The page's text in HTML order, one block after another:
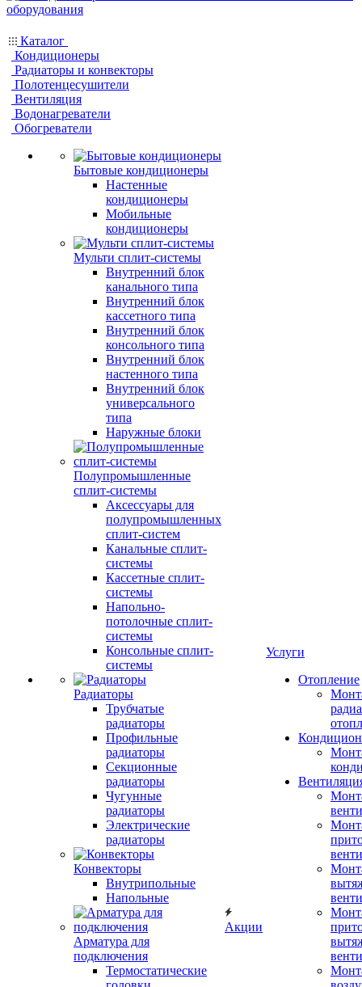
Каталог
Кондиционеры
Радиаторы и конвекторы
Полотенцесушители
Вентиляция
Водонагреватели
Обогреватели
Бытовые кондиционеры
Настенные
кондиционеры
Мобильные
кондиционеры
Мульти сплит-системы
Внутренний блок
канального типа
Внутренний блок
кассетного типа
Внутренний блок
консольного типа
Внутренний блок
настенного типа
Внутренний блок
универсального
типа
Наружные блоки
Полупромышленные
сплит-системы
Аксессуары для
полупромышленных
сплит-систем
Канальные сплит-
системы
Кассетные сплит-
системы
Напольно-
потолочные сплит-
системы
Консольные сплит-
системы
Радиаторы
Трубчатые
радиаторы
Профильные
радиаторы
Секционные
радиаторы
Чугунные
радиаторы
Электрические
радиаторы
Конвекторы
Внутрипольные
Напольные
Арматура для
подключения
Термостатические
Акции
Услуги
Отопление